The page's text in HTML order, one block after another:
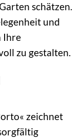
schätzen.
und
Ihre
zu gestalten.
zeichnet